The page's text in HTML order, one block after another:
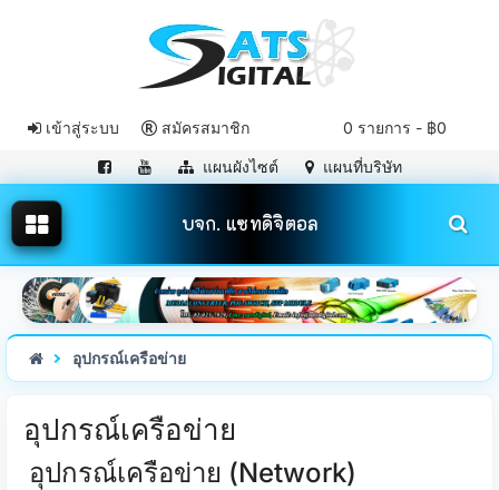
0 รายการ - ฿0
เข้าสู่ระบบ สมัครสมาชิก
แผนผังไซต์ แผนที่บริษัท
บจก. แซทดิจิตอล
อุปกรณ์เครือข่าย
อุปกรณ์เครือข่าย
อุปกรณ์เครือข่าย (Network)